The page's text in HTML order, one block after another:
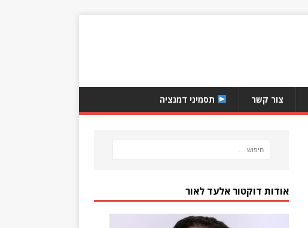
צור קשר תסמיני דמנציה
אודות דוקטור אלעד לאור